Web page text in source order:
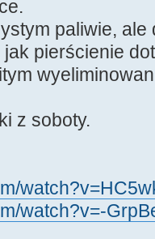
paliwie, ale
pierścienie
z soboty.
watch?v=-